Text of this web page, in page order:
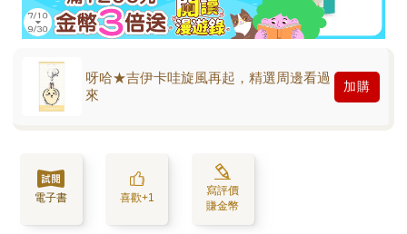
呀哈★吉伊卡哇旋風再起，精選周邊看過
來
加購
電子書 喜歡+1
寫評價
賺金幣